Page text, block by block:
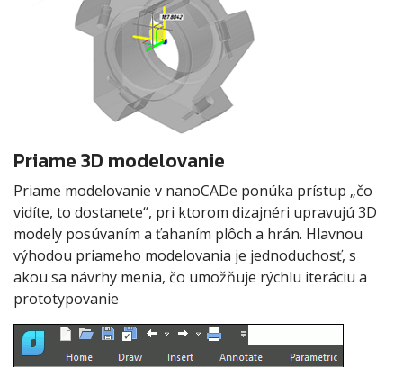
Priame 3D modelovanie
Priame modelovanie v nanoCADe ponúka prístup „čo
vidíte, to dostanete“, pri ktorom dizajnéri upravujú 3D
modely posúvaním a ťahaním plôch a hrán. Hlavnou
výhodou priameho modelovania je jednoduchosť, s
akou sa návrhy menia, čo umožňuje rýchlu iteráciu a
prototypovanie